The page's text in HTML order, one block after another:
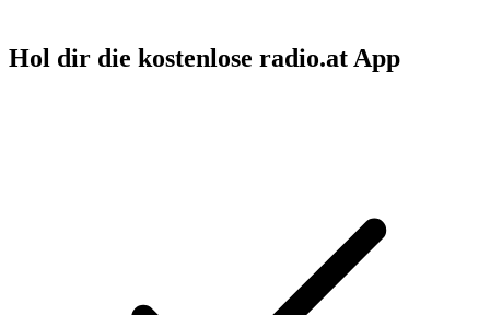
Hol dir die kostenlose radio.at App